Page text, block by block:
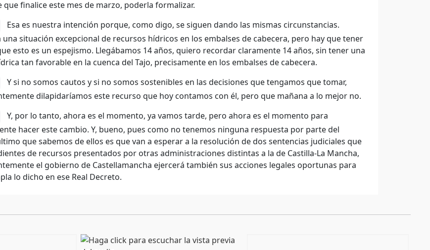
que finalice este mes de marzo, poderla formalizar.
Esa es nuestra intención porque, como digo, se siguen dando las mismas circunstancias.
una situación excepcional de recursos hídricos en los embalses de cabecera, pero hay que tener
esto es un espejismo. Llegábamos 14 años, quiero recordar claramente 14 años, sin tener una
tan favorable en la cuenca del Tajo, precisamente en los embalses de cabecera.
Y si no somos cautos y si no somos sostenibles en las decisiones que tengamos que tomar,
dilapidaríamos este recurso que hoy contamos con él, pero que mañana a lo mejor no.
Y, por lo tanto, ahora es el momento, ya vamos tarde, pero ahora es el momento para
hacer este cambio. Y, bueno, pues como no tenemos ninguna respuesta por parte del
que sabemos de ellos es que van a esperar a la resolución de dos sentencias judiciales que
de recursos presentados por otras administraciones distintas a la de Castilla-La Mancha,
el gobierno de Castellamancha ejercerá también sus acciones legales oportunas para
lo dicho en ese Real Decreto.